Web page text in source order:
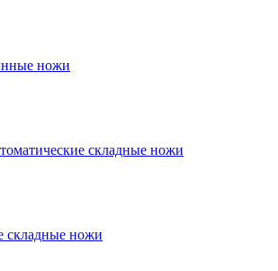
ножи
складные ножи
складные ножи